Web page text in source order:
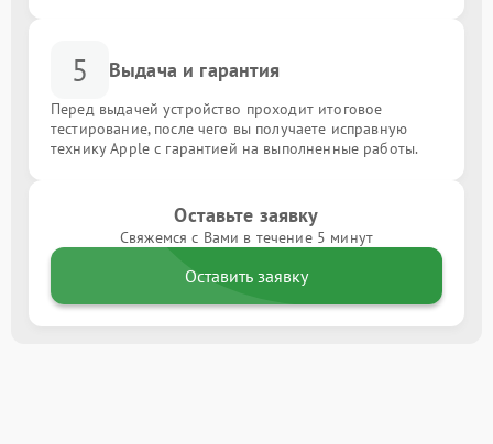
5 Выдача и гарантия
Перед выдачей устройство проходит итоговое
тестирование, после чего вы получаете исправную
технику Apple с гарантией на выполненные работы.
Оставьте заявку
Свяжемся с Вами в течение 5 минут
Оставить заявку